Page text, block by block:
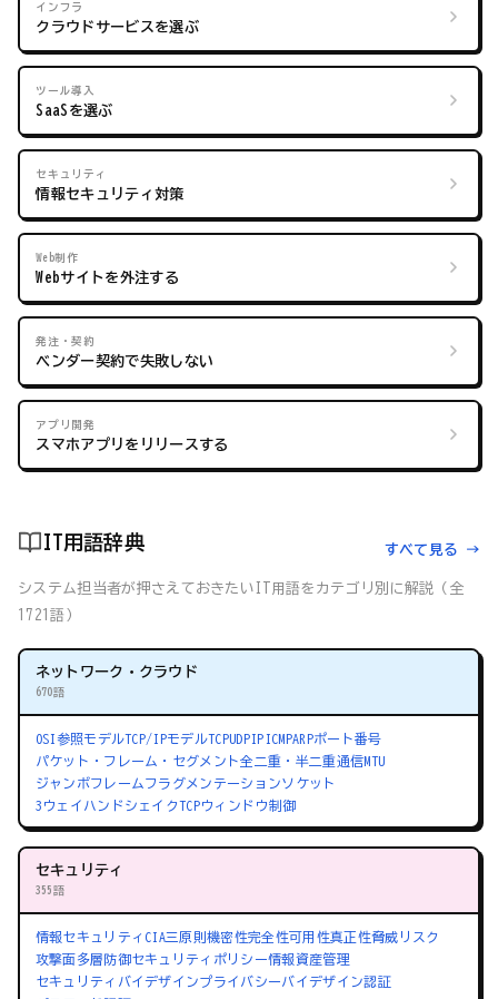
インフラ
クラウドサービスを選ぶ
ツール導入
SaaSを選ぶ
セキュリティ
情報セキュリティ対策
Web制作
Webサイトを外注する
発注・契約
ベンダー契約で失敗しない
アプリ開発
スマホアプリをリリースする
IT用語辞典 すべて見る →
システム担当者が押さえておきたいIT用語をカテゴリ別に解説（全
1721語）
ネットワーク・クラウド
670語
OSI参照モデルTCP/IPモデルTCPUDPIPICMPARPポート番号
パケット・フレーム・セグメント全二重・半二重通信MTU
ジャンボフレーム フラグメンテーションソケット
3ウェイハンドシェイクTCPウィンドウ制御
セキュリティ
355語
情報セキュリティ CIA三原則機密性完全性可用性真正性脅威 リスク
攻撃面多層防御セキュリティポリシー情報資産管理
セキュリティバイデザインプライバシーバイデザイン認証